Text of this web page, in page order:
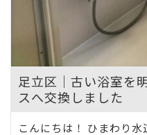
足立区｜古い浴室を
スへ交換しました
こんにちは！ ひまわり